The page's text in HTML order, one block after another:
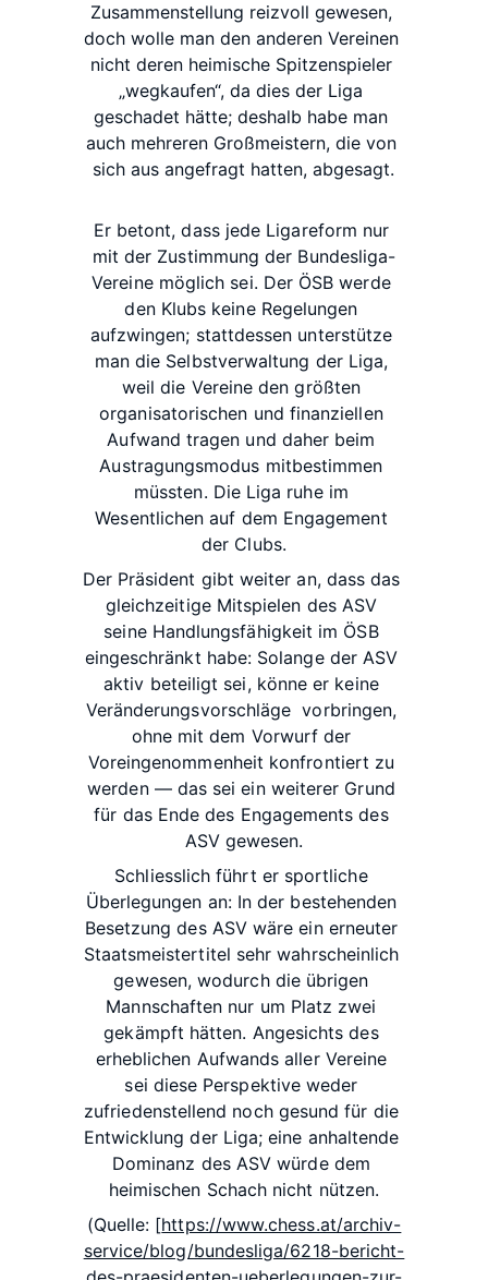
Zusammenstellung reizvoll gewesen,
doch wolle man den anderen Vereinen
nicht deren heimische Spitzenspieler
„wegkaufen“, da dies der Liga
geschadet hätte; deshalb habe man
auch mehreren Großmeistern, die von
sich aus angefragt hatten, abgesagt.
Er betont, dass jede Ligareform nur
mit der Zustimmung der Bundesliga-
Vereine möglich sei. Der ÖSB werde
den Klubs keine Regelungen
aufzwingen; stattdessen unterstütze
man die Selbstverwaltung der Liga,
weil die Vereine den größten
organisatorischen und finanziellen
Aufwand tragen und daher beim
Austragungsmodus mitbestimmen
müssten. Die Liga ruhe im
Wesentlichen auf dem Engagement
der Clubs.
Der Präsident gibt weiter an, dass das
gleichzeitige Mitspielen des ASV
seine Handlungsfähigkeit im ÖSB
eingeschränkt habe: Solange der ASV
aktiv beteiligt sei, könne er keine
Veränderungsvorschläge vorbringen,
ohne mit dem Vorwurf der
Voreingenommenheit konfrontiert zu
werden — das sei ein weiterer Grund
für das Ende des Engagements des
ASV gewesen.
Schliesslich führt er sportliche
Überlegungen an: In der bestehenden
Besetzung des ASV wäre ein erneuter
Staatsmeistertitel sehr wahrscheinlich
gewesen, wodurch die übrigen
Mannschaften nur um Platz zwei
gekämpft hätten. Angesichts des
erheblichen Aufwands aller Vereine
sei diese Perspektive weder
zufriedenstellend noch gesund für die
Entwicklung der Liga; eine anhaltende
Dominanz des ASV würde dem
heimischen Schach nicht nützen.
(Quelle: [https://www.chess.at/archiv-
service/blog/bundesliga/6218-bericht-